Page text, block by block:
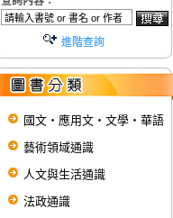
進階查詢
國文‧應用文‧文學‧華語
藝術領域通識
人文與生活通識
法政通識